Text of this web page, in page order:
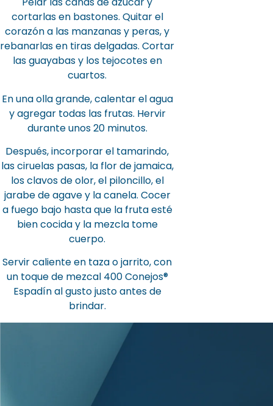
cortarlas en bastones. Quitar el
corazón a las manzanas y peras, y
rebanarlas en tiras delgadas. Cortar
las guayabas y los tejocotes en
cuartos.
En una olla grande, calentar el agua
y agregar todas las frutas. Hervir
durante unos 20 minutos.
Después, incorporar el tamarindo,
las ciruelas pasas, la flor de jamaica,
los clavos de olor, el piloncillo, el
jarabe de agave y la canela. Cocer
a fuego bajo hasta que la fruta esté
bien cocida y la mezcla tome
cuerpo.
Servir caliente en taza o jarrito, con
un toque de mezcal 400 Conejos®
Espadín al gusto justo antes de
brindar.